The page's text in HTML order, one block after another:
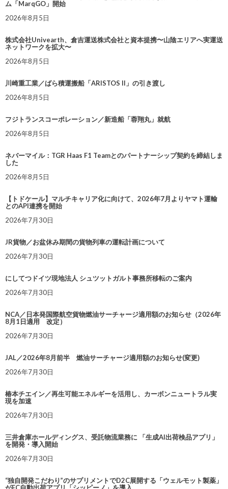
ム「MarqGO」開始
2026年8月5日
株式会社Univearth、倉吉運送株式会社と資本提携〜山陰エリアへ実運送
ネットワークを拡大〜
2026年8月5日
川崎重工業／ばら積運搬船「ARISTOS II」の引き渡し
2026年8月5日
フジトランスコーポレーション／新造船「蓉翔丸」就航
2026年8月5日
ネバーマイル：TGR Haas F1 Teamとのパートナーシップ契約を締結しま
した
2026年8月5日
【トドケール】マルチキャリア化に向けて、2026年7月よりヤマト運輸
とのAPI連携を開始
2026年7月30日
JR貨物／お盆休み期間の貨物列車の運転計画について
2026年7月30日
にしてつドイツ現地法人 シュツットガルト事務所移転のご案内
2026年7月30日
NCA／日本発国際航空貨物燃油サーチャージ適用額のお知らせ（2026年
8月1日適用 改定）
2026年7月30日
JAL／2026年8月前半 燃油サーチャージ適用額のお知らせ(変更)
2026年7月30日
椿本チエイン／再生可能エネルギーを活用し、カーボンニュートラル実
現を加速
2026年7月30日
三井倉庫ホールディングス、受託物流業務に 「生成AI出荷検品アプリ」
を開発・導入開始
2026年7月30日
“独自開発こだわり”のサプリメントでD2C展開する「ウェルモット製薬」